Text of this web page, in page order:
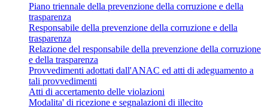
Piano triennale della prevenzione della corruzione e della
trasparenza
Responsabile della prevenzione della corruzione e della
trasparenza
Relazione del responsabile della prevenzione della corruzione
e della trasparenza
Provvedimenti adottati dall'ANAC ed atti di adeguamento a
tali provvedimenti
Atti di accertamento delle violazioni
Modalita' di ricezione e segnalazioni di illecito